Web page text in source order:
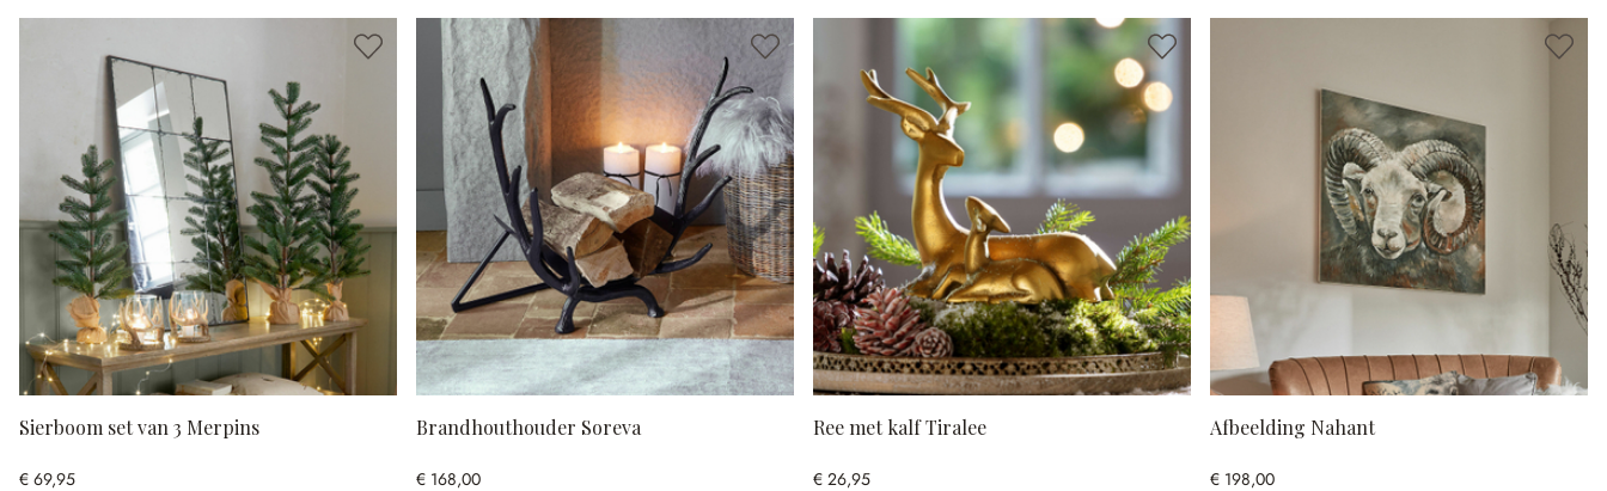
Sierboom set van 3 Merpins
€ 69,95
Brandhouthouder Soreva
€ 168,00
Ree met kalf Tiralee
€ 26,95
Afbeelding Nahant
€ 198,00